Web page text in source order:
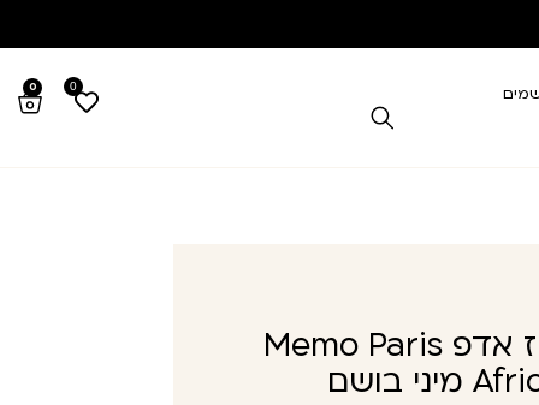
0
0
ממו פריז אפריקן רוז אדפ Memo Paris
African Rose EDP 5ML מיני בושם